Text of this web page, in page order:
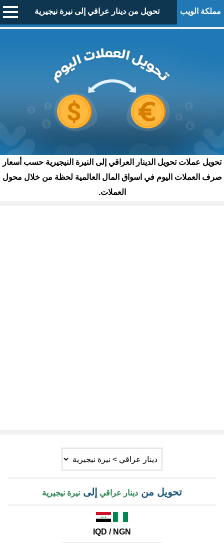
مملكة الويب تحويل من دينار عراقي إلى نيرة نيجيرية
تحويل عملات تحويل الدينار العراقي إلى النيرة النيجيرية حسب أسعار
صرف العملات اليوم في اسواق المال العالمية لحظة من خلال محول
العملات.
تحويل من دينار عراقي إلى نيرة نيجيرية
IQD / NGN